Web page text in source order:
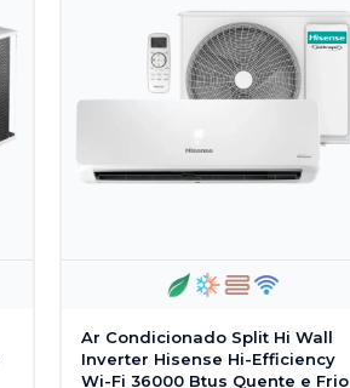
Ar Condicionado Split Hi Wall
Inverter Hisense Hi-Efficiency
Wi-Fi 36000 Btus Quente e Frio